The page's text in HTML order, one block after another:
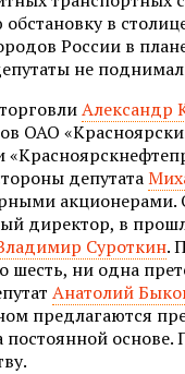
в
России в
не
Александр
ОАО
депутата
акционерами.
директор, в
Суроткин.
ни одна
Анатолий
предлагаются
основе.